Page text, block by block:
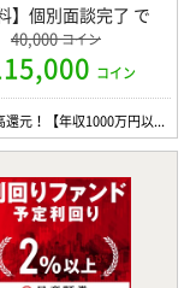
】個別面談完了 で
40,000コイン
コイン
8/10まで高還元！【年収1000万円以上】プロパティエージェントの不動産投資WEB面談